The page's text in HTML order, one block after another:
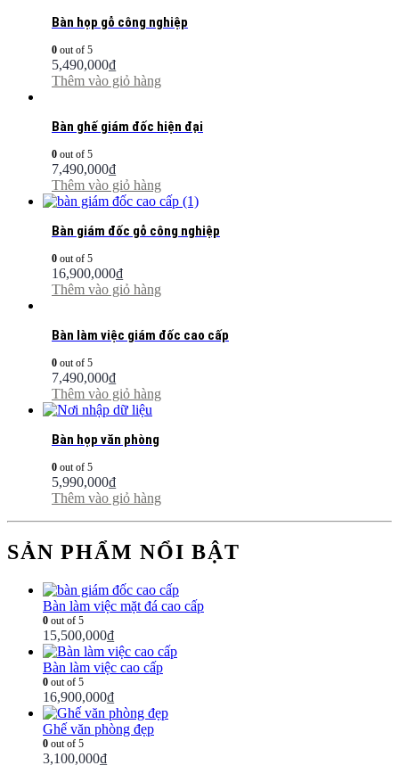
Bàn họp gỗ công nghiệp
0 out of 5
5,490,000₫
Thêm vào giỏ hàng
Bàn ghế giám đốc hiện đại
0 out of 5
7,490,000₫
Thêm vào giỏ hàng
Bàn giám đốc gỗ công nghiệp
0 out of 5
16,900,000₫
Thêm vào giỏ hàng
Bàn làm việc giám đốc cao cấp
0 out of 5
7,490,000₫
Thêm vào giỏ hàng
Bàn họp văn phòng
0 out of 5
5,990,000₫
Thêm vào giỏ hàng
SẢN PHẨM NỔI BẬT
Bàn làm việc mặt đá cao cấp
0 out of 5
15,500,000₫
Bàn làm việc cao cấp
0 out of 5
16,900,000₫
Ghế văn phòng đẹp
0 out of 5
3,100,000₫